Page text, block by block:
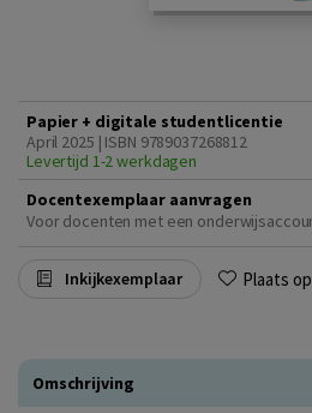
Papier + digitale studentlicentie
April 2025 | ISBN 9789037268812
Levertijd 1-2 werkdagen
Docentexemplaar aanvragen
Voor docenten met een
Inkijkexemplaar Plaats
Omschrijving